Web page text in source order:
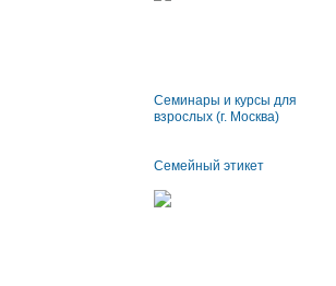
Семинары и курсы для
взрослых (г. Москва)
Семейный этикет